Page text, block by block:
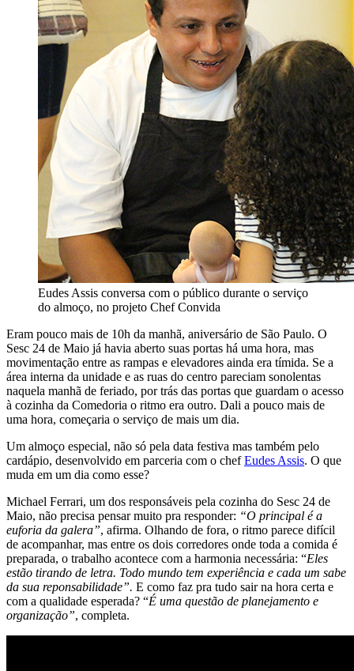
Eudes Assis conversa com o público durante o serviço
do almoço, no projeto Chef Convida
Eram pouco mais de 10h da manhã, aniversário de São Paulo. O
Sesc 24 de Maio já havia aberto suas portas há uma hora, mas
movimentação entre as rampas e elevadores ainda era tímida. Se a
área interna da unidade e as ruas do centro pareciam sonolentas
naquela manhã de feriado, por trás das portas que guardam o acesso
à cozinha da Comedoria o ritmo era outro. Dali a pouco mais de
uma hora, começaria o serviço de mais um dia.
Um almoço especial, não só pela data festiva mas também pelo
cardápio, desenvolvido em parceria com o chefEudes Assis. O que
muda em um dia como esse?
Michael Ferrari, um dos responsáveis pela cozinha do Sesc 24 de
Maio, não precisa pensar muito pra responder: “O principal é a
euforia da galera”, afirma. Olhando de fora, o ritmo parece difícil
de acompanhar, mas entre os dois corredores onde toda a comida é
preparada, o trabalho acontece com a harmonia necessária: “Eles
estão tirando de letra. Todo mundo tem experiência e cada um sabe
da sua reponsabilidade”. E como faz pra tudo sair na hora certa e
com a qualidade esperada? “É uma questão de planejamento e
organização”, completa.